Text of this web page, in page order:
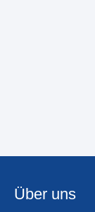
Über uns